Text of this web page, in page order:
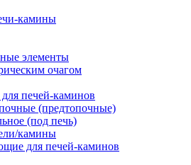
камины
элементы
очагом
печей-каминов
(предтопочные)
(под печь)
камины
для печей-каминов